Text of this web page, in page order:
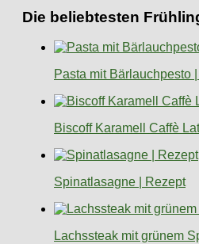
Die beliebtesten
Pasta mit Bärlauchpesto
Biscoff Karamell Caffè
Spinatlasagne | Rezept
Lachssteak mit grünem